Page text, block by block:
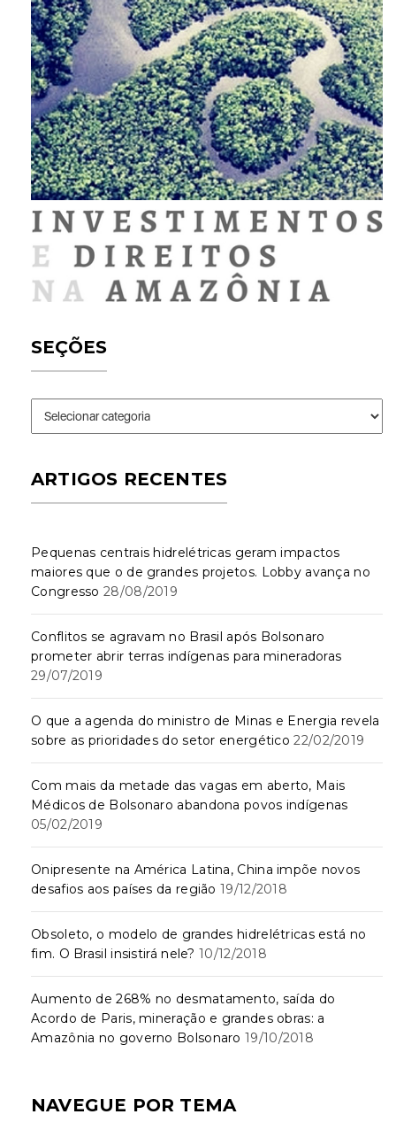
SEÇÕES
Seções
ARTIGOS RECENTES
Pequenas centrais hidrelétricas geram impactos
maiores que o de grandes projetos. Lobby avança no
Congresso 28/08/2019
Conflitos se agravam no Brasil após Bolsonaro
prometer abrir terras indígenas para mineradoras
29/07/2019
O que a agenda do ministro de Minas e Energia revela
sobre as prioridades do setor energético 22/02/2019
Com mais da metade das vagas em aberto, Mais
Médicos de Bolsonaro abandona povos indígenas
05/02/2019
Onipresente na América Latina, China impõe novos
desafios aos países da região 19/12/2018
Obsoleto, o modelo de grandes hidrelétricas está no
fim. O Brasil insistirá nele? 10/12/2018
Aumento de 268% no desmatamento, saída do
Acordo de Paris, mineração e grandes obras: a
Amazônia no governo Bolsonaro 19/10/2018
NAVEGUE POR TEMA